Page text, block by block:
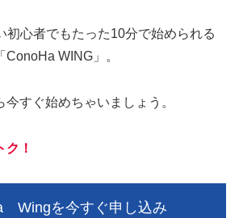
初心者でもたった10分で始められる
WING」。
すぐ始めちゃいましょう。
！
Wingを今すぐ申し込み